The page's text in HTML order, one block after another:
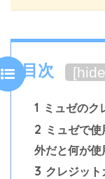
目次 [hide
1 ミュゼのク
2 ミュゼで
外だと何が使
3 クレジット